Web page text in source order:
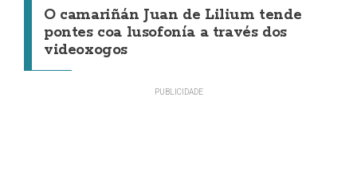
O camariñán Juan de Lilium tende
pontes coa lusofonía a través dos
videoxogos